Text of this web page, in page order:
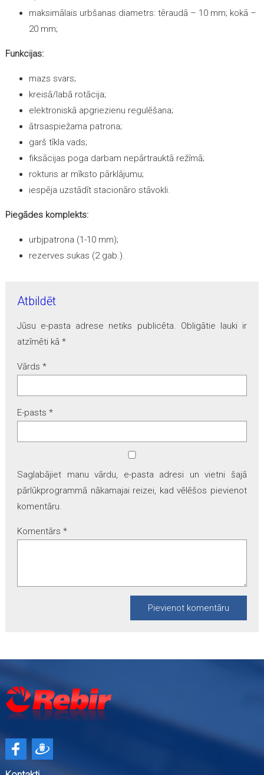
maksimālais urbšanas diametrs: tēraudā – 10 mm; kokā –
20 mm;
Funkcijas:
mazs svars;
kreisā/labā rotācija;
elektroniskā apgriezienu regulēšana;
ātrsaspiežama patrona;
garš tīkla vads;
fiksācijas poga darbam nepārtrauktā režīmā;
rokturis ar mīksto pārklājumu;
iespēja uzstādīt stacionāro stāvokli.
Piegādes komplekts:
urbjpatrona (1-10 mm);
rezerves sukas (2 gab.).
Atbildēt
Jūsu e-pasta adrese netiks publicēta. Obligātie lauki ir
atzīmēti kā *
Vārds *
E-pasts *
Saglabājiet manu vārdu, e-pasta adresi un vietni šajā
pārlūkprogrammā nākamajai reizei, kad vēlēšos pievienot
komentāru.
Komentārs *